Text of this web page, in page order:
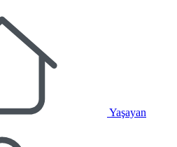
Yaşayan